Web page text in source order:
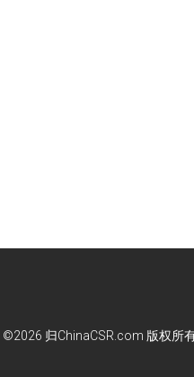
©2026 归ChinaCSR.com 版权所